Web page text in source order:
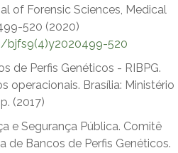
of Forensic Sciences, Medical
520 (2020)
bjfs9(4)y2020499-520
de Perfis Genéticos - RIBPG.
operacionais. Brasília: Ministério
(2017)
e Segurança Pública. Comitê
de Bancos de Perfis Genéticos.